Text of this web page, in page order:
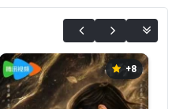
0%
+8